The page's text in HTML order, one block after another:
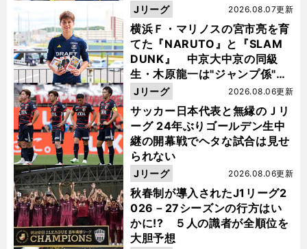
横浜Ｆ・マリノスの宮市亮を育
てた『NARUTO』と『SLAM
DUNK』 中京大中京の同級
生・木原龍一は"ジャンプ係"だ
った
2026.08.07更新
Jリーグ
サッカー日本代表と無縁のＪリ
ーグ 24年ぶりゴールデン生中
継の開幕戦でヘタな試合は見せ
られない
2026.08.06更新
Jリーグ
秋春制が導入されたJ1リーグ2
026－27シーズンの行方はい
かに!? ５人の識者が全順位を
大胆予想
2026.08.06更新
Jリーグ